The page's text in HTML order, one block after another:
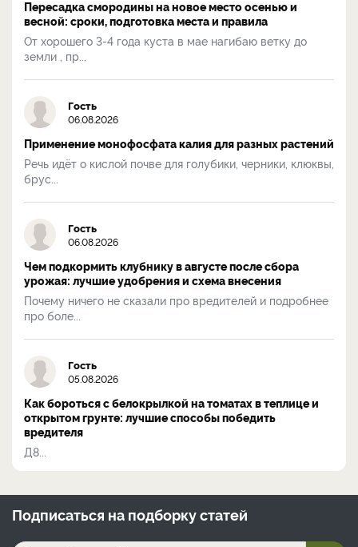
Пересадка смородины на новое место осенью и
весной: сроки, подготовка места и правила
От хорошего 3-4 года куста в мае нагибаю ветку до
земли , пр...
Гость
06.08.2026
Применение монофосфата калия для разных растений
Речь идёт о кислой почве для голубики, черники, клюквы,
брус...
Гость
06.08.2026
Чем подкормить клубнику в августе после сбора
урожая: лучшие удобрения и схема внесения
Почему ничего не сказали про вредителей и подробнее
про боле...
Гость
05.08.2026
Как бороться с белокрылкой на томатах в теплице и
открытом грунте: лучшие способы победить
вредителя
Д8...
Подписаться на подборку статей